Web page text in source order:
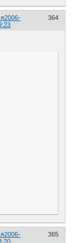
364
2006-
365
2006-